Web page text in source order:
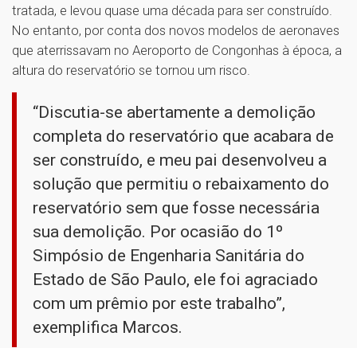
tratada, e levou quase uma década para ser construído.
No entanto, por conta dos novos modelos de aeronaves
que aterrissavam no Aeroporto de Congonhas à época, a
altura do reservatório se tornou um risco.
“Discutia-se abertamente a demolição
completa do reservatório que acabara de
ser construído, e meu pai desenvolveu a
solução que permitiu o rebaixamento do
reservatório sem que fosse necessária
sua demolição. Por ocasião do 1º
Simpósio de Engenharia Sanitária do
Estado de São Paulo, ele foi agraciado
com um prêmio por este trabalho”,
exemplifica Marcos.